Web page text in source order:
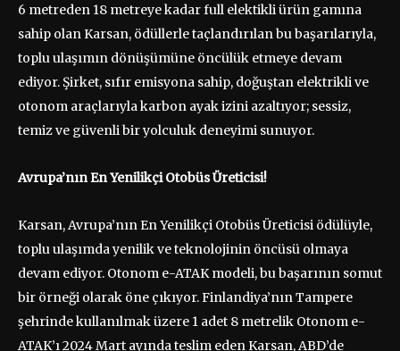
6 metreden 18 metreye kadar full elektikli ürün gamına
sahip olan Karsan, ödüllerle taçlandırılan bu başarılarıyla,
toplu ulaşımın dönüşümüne öncülük etmeye devam
ediyor. Şirket, sıfır emisyona sahip, doğuştan elektrikli ve
otonom araçlarıyla karbon ayak izini azaltıyor; sessiz,
temiz ve güvenli bir yolculuk deneyimi sunuyor.
Avrupa’nın En Yenilikçi Otobüs Üreticisi!
Karsan, Avrupa’nın En Yenilikçi Otobüs Üreticisi ödülüyle,
toplu ulaşımda yenilik ve teknolojinin öncüsü olmaya
devam ediyor. Otonom e-ATAK modeli, bu başarının somut
bir örneği olarak öne çıkıyor. Finlandiya’nın Tampere
şehrinde kullanılmak üzere 1 adet 8 metrelik Otonom e-
ATAK’ı 2024 Mart ayında teslim eden Karsan, ABD’de